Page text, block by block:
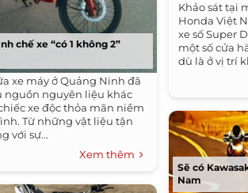
chế xe “có 1 không 2”
xe máy ở Quảng Ninh đã
nguồn nguyên liệu khác
xe độc thỏa mãn niềm
Từ những vật liệu tận
với sự...
Xem thêm
Khảo sát tại
Honda Việt
xe số Super
một số cửa
dù là ở vị trí
Sẽ có
Nam